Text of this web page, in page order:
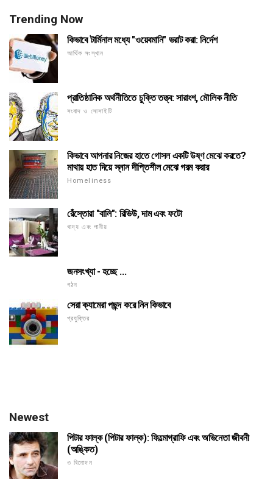
Trending Now
কিভাবে টার্মিনাল মধ্যে "ওয়েবমানি" ভরাট করা: নির্দেশ
আর্থিক সংস্থান
প্রাতিষ্ঠানিক অর্থনীতিতে চুক্তি তত্ত্ব: সারাংশ, মৌলিক নীতি
সংবাদ ও সোসাইটি
কিভাবে আপনার নিজের হাতে গোসল একটি উষ্ণ মেঝে করতে?
মাথায় হাত দিয়ে স্নান দীপ্তিশীল মেঝে গরম করার
Homeliness
রেঁস্তোরা "বালি": রিভিউ, দাম এবং ফটো
খাদ্য এবং পানীয়
জনসংখ্যা - হচ্ছে ...
গঠন
সেরা ক্যামেরা পছন্দ করে নিন কিভাবে
প্রযুক্তির
Newest
পিটার ফাল্ক (পিটার ফাল্ক): ফিল্মোগ্রাফি এবং অভিনেতা জীবনী
(অঙ্কিত)
ও বিনোদন